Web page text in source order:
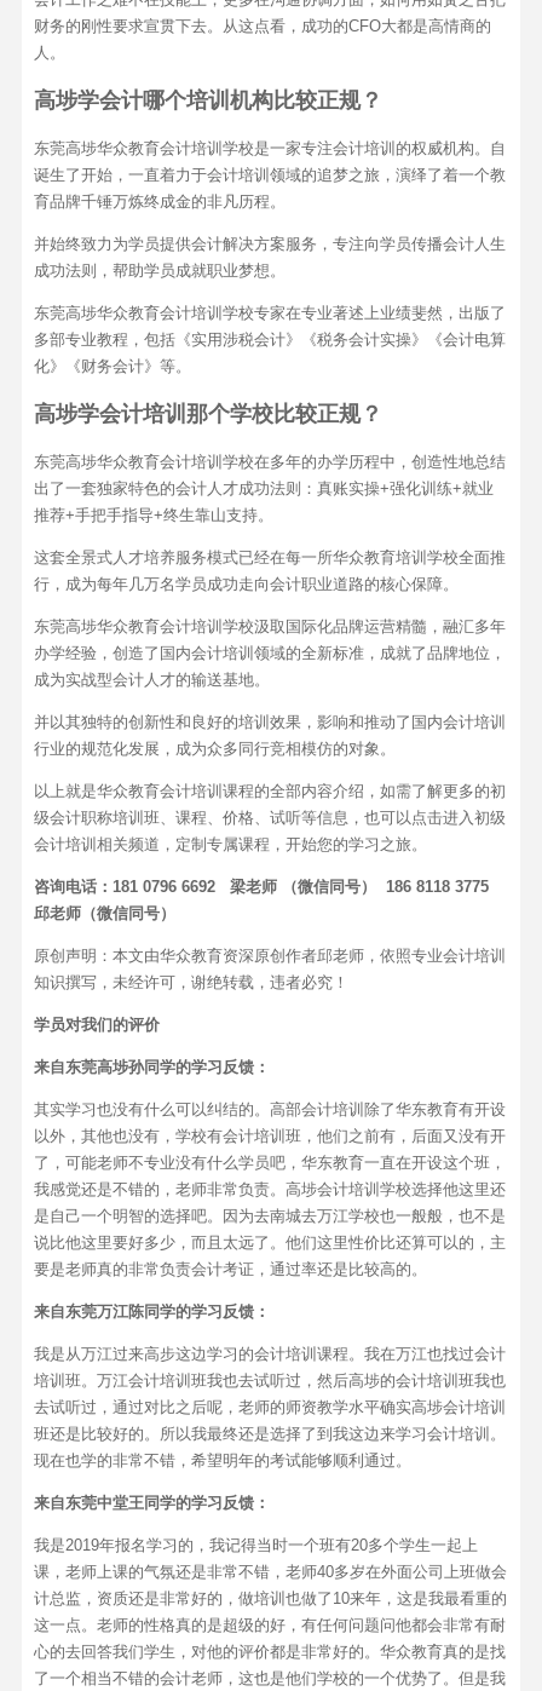
财务的刚性要求宣贯下去。从这点看，成功的CFO大都是高情商的
人。
高埗学会计哪个培训机构比较正规？
东莞高埗华众教育会计培训学校是一家专注会计培训的权威机构。自
诞生了开始，一直着力于会计培训领域的追梦之旅，演绎了着一个教
育品牌千锤万炼终成金的非凡历程。
并始终致力为学员提供会计解决方案服务，专注向学员传播会计人生
成功法则，帮助学员成就职业梦想。
东莞高埗华众教育会计培训学校专家在专业著述上业绩斐然，出版了
多部专业教程，包括《实用涉税会计》《税务会计实操》《会计电算
化》《财务会计》等。
高埗学会计培训那个学校比较正规？
东莞高埗华众教育会计培训学校在多年的办学历程中，创造性地总结
出了一套独家特色的会计人才成功法则：真账实操+强化训练+就业
推荐+手把手指导+终生靠山支持。
这套全景式人才培养服务模式已经在每一所华众教育培训学校全面推
行，成为每年几万名学员成功走向会计职业道路的核心保障。
东莞高埗华众教育会计培训学校汲取国际化品牌运营精髓，融汇多年
办学经验，创造了国内会计培训领域的全新标准，成就了品牌地位，
成为实战型会计人才的输送基地。
并以其独特的创新性和良好的培训效果，影响和推动了国内会计培训
行业的规范化发展，成为众多同行竞相模仿的对象。
以上就是华众教育会计培训课程的全部内容介绍，如需了解更多的初
级会计职称培训班、课程、价格、试听等信息，也可以点击进入初级
会计培训相关频道，定制专属课程，开始您的学习之旅。
咨询电话：181 0796 6692 梁老师 （微信同号） 186 8118 3775
邱老师（微信同号）
原创声明：本文由华众教育资深原创作者邱老师，依照专业会计培训
知识撰写，未经许可，谢绝转载，违者必究！
学员对我们的评价
来自东莞高埗孙同学的学习反馈：
其实学习也没有什么可以纠结的。高部会计培训除了华东教育有开设
以外，其他也没有，学校有会计培训班，他们之前有，后面又没有开
了，可能老师不专业没有什么学员吧，华东教育一直在开设这个班，
我感觉还是不错的，老师非常负责。高埗会计培训学校选择他这里还
是自己一个明智的选择吧。因为去南城去万江学校也一般般，也不是
说比他这里要好多少，而且太远了。他们这里性价比还算可以的，主
要是老师真的非常负责会计考证，通过率还是比较高的。
来自东莞万江陈同学的学习反馈：
我是从万江过来高步这边学习的会计培训课程。我在万江也找过会计
培训班。万江会计培训班我也去试听过，然后高埗的会计培训班我也
去试听过，通过对比之后呢，老师的师资教学水平确实高埗会计培训
班还是比较好的。所以我最终还是选择了到我这边来学习会计培训。
现在也学的非常不错，希望明年的考试能够顺利通过。
来自东莞中堂王同学的学习反馈：
我是2019年报名学习的，我记得当时一个班有20多个学生一起上
课，老师上课的气氛还是非常不错，老师40多岁在外面公司上班做会
计总监，资质还是非常好的，做培训也做了10来年，这是我最看重的
这一点。老师的性格真的是超级的好，有任何问题问他都会非常有耐
心的去回答我们学生，对他的评价都是非常好的。华众教育真的是找
了一个相当不错的会计老师，这也是他们学校的一个优势了。但是我